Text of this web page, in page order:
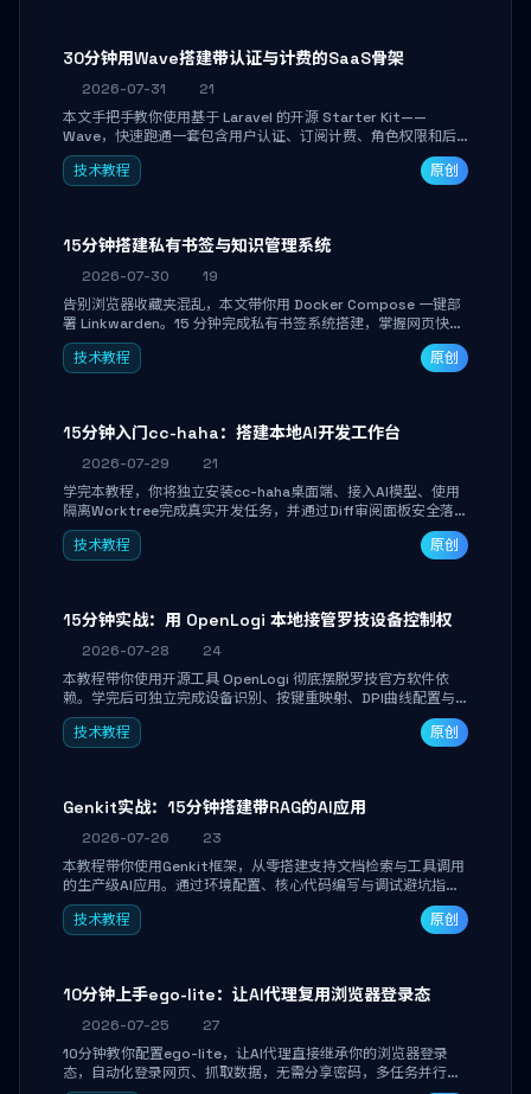
30分钟用Wave搭建带认证与计费的SaaS骨架
2026-07-31
21
本文手把手教你使用基于 Laravel 的开源 Starter Kit——
Wave，快速跑通一套包含用户认证、订阅计费、角色权限和后
台管理的完整 SaaS 骨架。附带 Stripe 测试支付对接与自定义
业务页面开发实战，助你省去重复基建时间，将精力聚焦于核心
技术教程 原创
15分钟搭建私有书签与知识管理系统
2026-07-30
19
告别浏览器收藏夹混乱，本文带你用 Docker Compose 一键部
署 Linkwarden。15 分钟完成私有书签系统搭建，掌握网页快照
归档、高亮批注、分类管理与全文搜索。适合开发者与知识工作
者打造个人知识库，资料统一归档，随时检索。
技术教程 原创
15分钟入门cc-haha：搭建本地AI开发工作台
2026-07-29
21
学完本教程，你将独立安装cc-haha桌面端、接入AI模型、使用
隔离Worktree完成真实开发任务，并通过Diff审阅面板安全落地
AI代码改写。告别终端黑盒操作，让AI在沙箱环境中工作，你只
做审阅和决策。
技术教程 原创
15分钟实战：用 OpenLogi 本地接管罗技设备控制权
2026-07-28
24
本教程带你使用开源工具 OpenLogi 彻底摆脱罗技官方软件依
赖。学完后可独立完成设备识别、按键重映射、DPI曲线配置与
SmartShift调节，实现完全离线控制，保护隐私并释放硬件性
能。
技术教程 原创
Genkit实战：15分钟搭建带RAG的AI应用
2026-07-26
23
本教程带你使用Genkit框架，从零搭建支持文档检索与工具调用
的生产级AI应用。通过环境配置、核心代码编写与调试避坑指
南，学完即可掌握多模型切换、RAG管道构建及函数调用注册，
独立开发高效AI智能体。
技术教程 原创
10分钟上手ego-lite：让AI代理复用浏览器登录态
2026-07-25
27
10分钟教你配置ego-lite，让AI代理直接继承你的浏览器登录
态，自动化登录网页、抓取数据，无需分享密码，多任务并行不